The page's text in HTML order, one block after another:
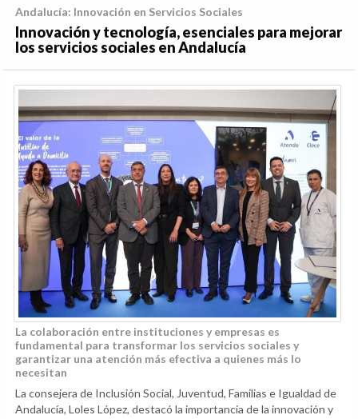
Andalucía: Innovación en Servicios Sociales
Innovación y tecnología, esenciales para mejorar
los servicios sociales en Andalucía
La colaboración entre instituciones y empresas es
fundamental para transformar los servicios sociales y
garantizar una atención más efectiva a quienes más lo
necesitan
La consejera de Inclusión Social, Juventud, Familias e Igualdad de
Andalucía, Loles López, destacó la importancia de la innovación y